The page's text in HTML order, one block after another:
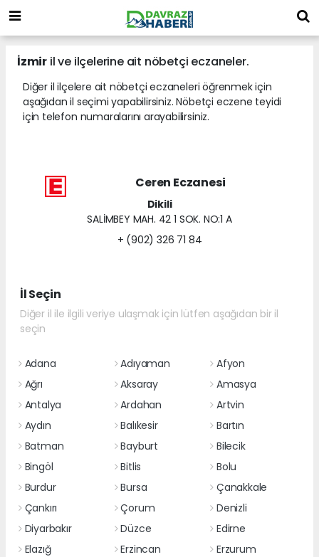
İzmir il ve ilçelerine ait nöbetçi eczaneler.
Diğer il ilçelere ait nöbetçi eczaneleri öğrenmek için
aşağıdan il seçimi yapabilirsiniz. Nöbetçi eczene teyidi
için telefon numaralarını arayabilirsiniz.
Ceren Eczanesi
Dikili
SALİMBEY MAH. 42 1 SOK. NO:1 A
+ (902) 326 71 84
İl Seçin
Diğer il ile ilgili veriye ulaşmak için lütfen aşağıdan bir il
seçin
Adana Adıyaman
Afyon
Ağrı
Aksaray
Amasya
Antalya
Ardahan
Artvin
Aydın
Balıkesir
Bartın
Batman
Bayburt
Bilecik
Bingöl
Bitlis
Bolu
Burdur
Bursa
Çanakkale
Çankırı
Çorum
Denizli
Diyarbakır
Düzce
Edirne
Elazığ
Erzincan
Erzurum